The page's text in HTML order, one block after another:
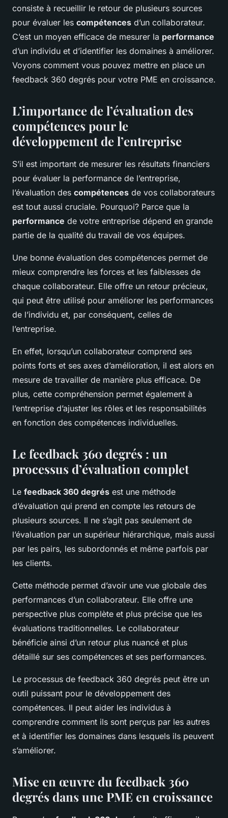
consiste à recueillir le retour de plusieurs sources
pour évaluer les compétences d’un collaborateur.
C’est un moyen efficace de mesurer la performance
d’un individu et d’identifier les domaines à améliorer.
Voyons comment vous pouvez mettre en place un
feedback 360 degrés pour votre PME en croissance.
L’importance de l’évaluation des
compétences pour le
développement de l’entreprise
S’il est important de mesurer les résultats financiers
pour évaluer la performance de l’entreprise,
l’évaluation des compétences de vos collaborateurs
est tout aussi cruciale. Pourquoi? Parce que la
performance de votre entreprise dépend en grande
partie de la qualité du travail de vos équipes.
Une bonne évaluation des compétences permet de
mieux comprendre les forces et les faiblesses de
chaque collaborateur. Elle offre un retour précieux,
qui peut être utilisé pour améliorer les performances
de l’individu et, par conséquent, celles de
l’entreprise.
En effet, lorsqu’un collaborateur comprend ses
points forts et ses axes d’amélioration, il est alors en
mesure de travailler de manière plus efficace. De
plus, cette compréhension permet également à
l’entreprise d’ajuster les rôles et les responsabilités
en fonction des compétences individuelles.
Le feedback 360 degrés : un
processus d’évaluation complet
Le feedback 360 degrés est une méthode
d’évaluation qui prend en compte les retours de
plusieurs sources. Il ne s’agit pas seulement de
l’évaluation par un supérieur hiérarchique, mais aussi
par les pairs, les subordonnés et même parfois par
les clients.
Cette méthode permet d’avoir une vue globale des
performances d’un collaborateur. Elle offre une
perspective plus complète et plus précise que les
évaluations traditionnelles. Le collaborateur
bénéficie ainsi d’un retour plus nuancé et plus
détaillé sur ses compétences et ses performances.
Le processus de feedback 360 degrés peut être un
outil puissant pour le développement des
compétences. Il peut aider les individus à
comprendre comment ils sont perçus par les autres
et à identifier les domaines dans lesquels ils peuvent
s’améliorer.
Mise en œuvre du feedback 360
degrés dans une PME en croissance